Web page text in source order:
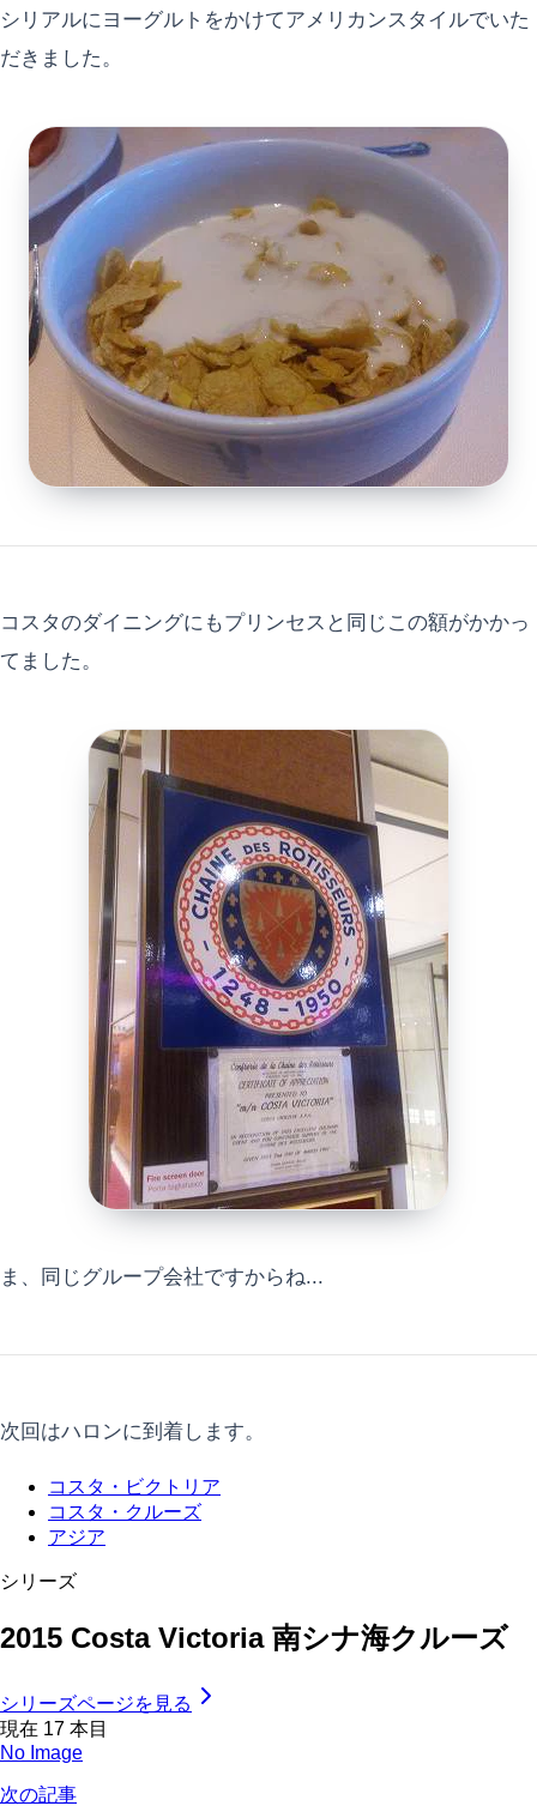
シリアルにヨーグルトをかけてアメリカンスタイルでいた
だきました。
コスタのダイニングにもプリンセスと同じこの額がかかっ
てました。
ま、同じグループ会社ですからね...
次回はハロンに到着します。
コスタ・ビクトリア
コスタ・クルーズ
アジア
シリーズ
2015 Costa Victoria 南シナ海クルーズ
シリーズページを見る
現在 17 本目
No Image
次の記事